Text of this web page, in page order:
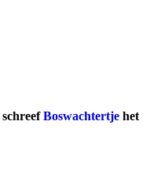
schreefBoswachtertje het